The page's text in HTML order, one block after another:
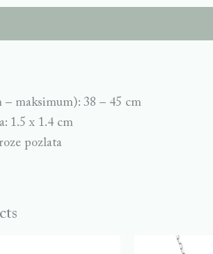
maksimum): 38 – 45 cm
1.5 x 1.4 cm
pozlata